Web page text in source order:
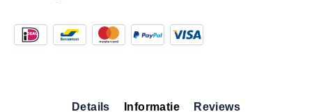
Details Informatie Reviews